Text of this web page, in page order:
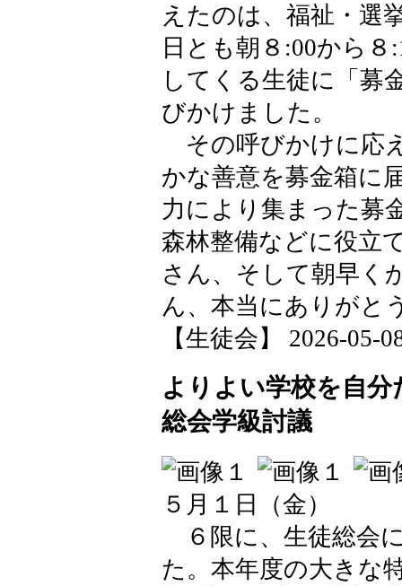
えたのは、福祉・選
日とも朝８:00から
してくる生徒に「募
びかけました。
その呼びかけに応
かな善意を募金箱に
力により集まった募
森林整備などに役立
さん、そして朝早く
ん、本当にありがと
【生徒会】 2026-05-
よりよい学校を自
総会学級討議
５月１日（金）
６限に、生徒総会
た。本年度の大きな